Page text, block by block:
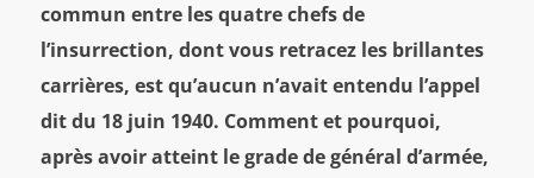
commun entre les quatre chefs de
l’insurrection, dont vous retracez les brillantes
carrières, est qu’aucun n’avait entendu l’appel
dit du 18 juin 1940. Comment et pourquoi,
après avoir atteint le grade de général d’armée,